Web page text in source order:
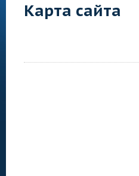
Карта сайта